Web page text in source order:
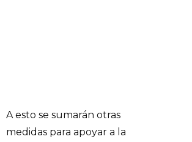
A esto se sumarán otras
medidas para apoyar a la